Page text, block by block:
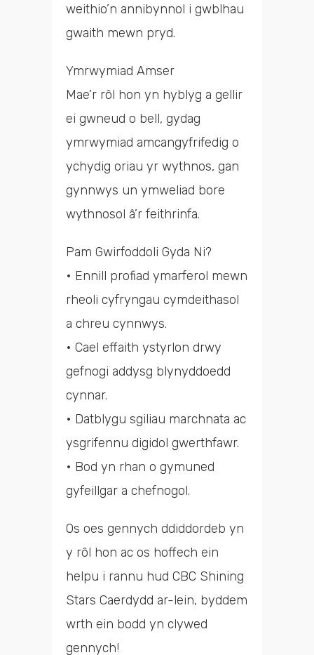
weithio’n annibynnol i gwblhau
gwaith mewn pryd.
Ymrwymiad Amser
Mae’r rôl hon yn hyblyg a gellir
ei gwneud o bell, gydag
ymrwymiad amcangyfrifedig o
ychydig oriau yr wythnos, gan
gynnwys un ymweliad bore
wythnosol â’r feithrinfa.
Pam Gwirfoddoli Gyda Ni?
• Ennill profiad ymarferol mewn
rheoli cyfryngau cymdeithasol
a chreu cynnwys.
• Cael effaith ystyrlon drwy
gefnogi addysg blynyddoedd
cynnar.
• Datblygu sgiliau marchnata ac
ysgrifennu digidol gwerthfawr.
• Bod yn rhan o gymuned
gyfeillgar a chefnogol.
Os oes gennych ddiddordeb yn
y rôl hon ac os hoffech ein
helpu i rannu hud CBC Shining
Stars Caerdydd ar-lein, byddem
wrth ein bodd yn clywed
gennych!